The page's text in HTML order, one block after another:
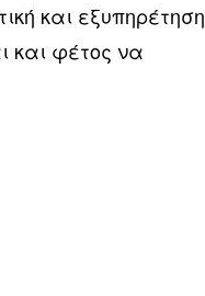
και εξυπηρέτηση
και φέτος να